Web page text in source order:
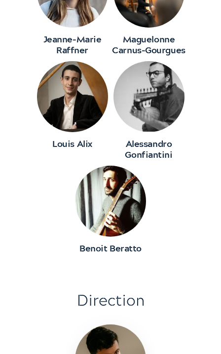
Jeanne-Marie
Raffner
Maguelonne
Carnus-Gourgues
Louis Alix Alessandro
Gonfiantini
Benoit Beratto
Direction